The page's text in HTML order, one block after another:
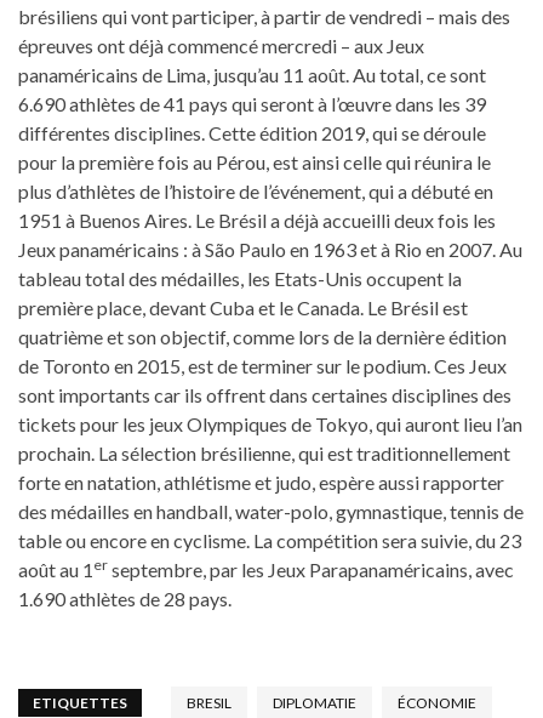
brésiliens qui vont participer, à partir de vendredi – mais des
épreuves ont déjà commencé mercredi – aux Jeux
panaméricains de Lima, jusqu’au 11 août. Au total, ce sont
6.690 athlètes de 41 pays qui seront à l’œuvre dans les 39
différentes disciplines. Cette édition 2019, qui se déroule
pour la première fois au Pérou, est ainsi celle qui réunira le
plus d’athlètes de l’histoire de l’événement, qui a débuté en
1951 à Buenos Aires. Le Brésil a déjà accueilli deux fois les
Jeux panaméricains : à São Paulo en 1963 et à Rio en 2007. Au
tableau total des médailles, les Etats-Unis occupent la
première place, devant Cuba et le Canada. Le Brésil est
quatrième et son objectif, comme lors de la dernière édition
de Toronto en 2015, est de terminer sur le podium. Ces Jeux
sont importants car ils offrent dans certaines disciplines des
tickets pour les jeux Olympiques de Tokyo, qui auront lieu l’an
prochain. La sélection brésilienne, qui est traditionnellement
forte en natation, athlétisme et judo, espère aussi rapporter
des médailles en handball, water-polo, gymnastique, tennis de
table ou encore en cyclisme. La compétition sera suivie, du 23
août au 1 er septembre, par les Jeux Parapanaméricains, avec
1.690 athlètes de 28 pays.
ETIQUETTES BRESIL DIPLOMATIE ÉCONOMIE